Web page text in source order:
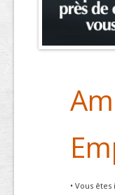
• Vous êtes